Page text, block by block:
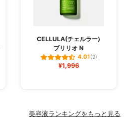
CELLULA(チェルラー)
ブリリオ N
4.01(9)
¥1,996
美容液ランキングをもっと見る